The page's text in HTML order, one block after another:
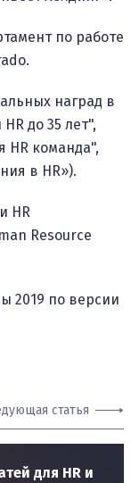
по работе
наград в
до 35 лет",
HR команда",
в HR»).
HR
Resource
2019 по версии
статья
для HR и